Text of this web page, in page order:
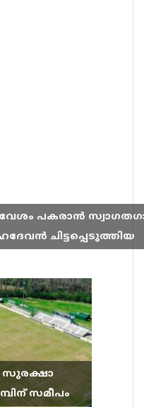
പകരാൻ
ചിട്ടപ്പെടുത്തിയ
സുരക്ഷാ
സമീപം